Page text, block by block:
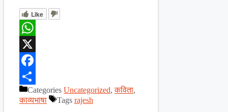
Like
WhatsApp
X
Facebook
ShareCategories Uncategorized,कविता,
काव्यभाषा
Tags rajesh